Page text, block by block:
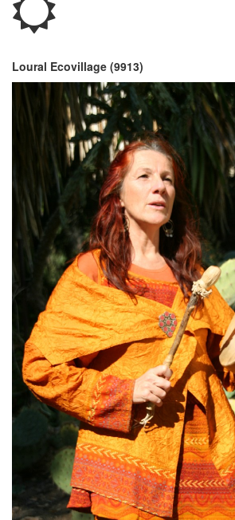
Loural Ecovillage (9913)